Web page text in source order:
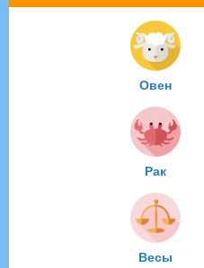
Овен
Рак
Весы